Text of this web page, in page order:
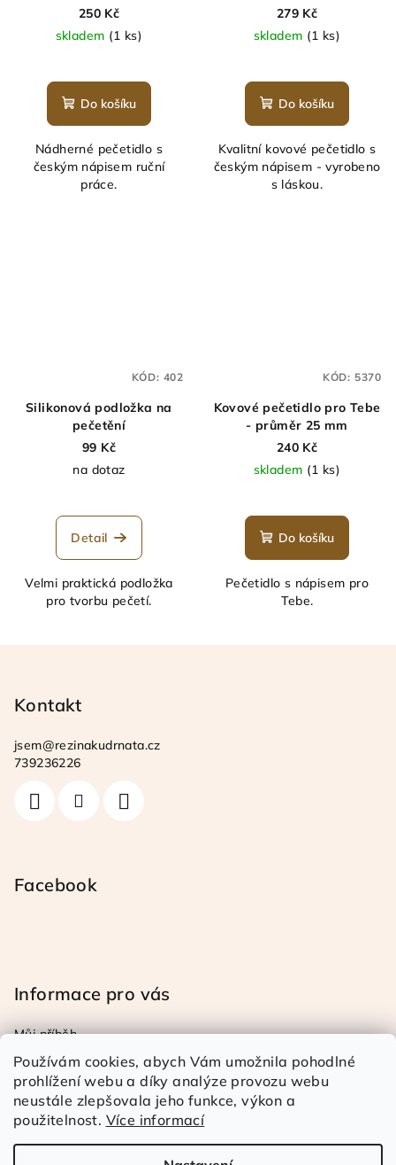
Používám cookies, abych Vám umožnila pohodlné
prohlížení webu a díky analýze provozu webu
neustále zlepšovala jeho funkce, výkon a
použitelnost. Více informací
250 Kč
skladem (1 ks)
hodnocení
produktu
z
5
hvězdiček.
Do košíku
Nádherné pečetidlo s
českým nápisem ruční
práce.
279 Kč
skladem (1 ks)
hodnocení
produktu
z
5
hvězdiček.
Do košíku
Kvalitní kovové pečetidlo s
českým nápisem - vyrobeno
s láskou.
Silikonová podložka na
pečetění
99 Kč
na dotaz
Detail
Velmi praktická podložka
pro tvorbu pečetí.
KÓD: 402
Kovové pečetidlo pro Tebe
- průměr 25 mm
240 Kč
skladem (1 ks)
Do košíku
Pečetidlo s nápisem pro
Tebe.
KÓD: 5370
Kontakt
jsem@rezinakudrnata.cz
739236226
Facebook
Informace pro vás
Můj příběh
Obchodní a reklamační podmínky
Podmínky ochrany osob. úd.
Doprava a platba
Kontakty